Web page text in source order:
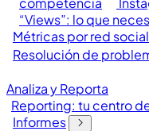
“Views”: lo que
Métricas por red social
Resolución de
Analiza y Reporta
Reporting: tu centro
Informes